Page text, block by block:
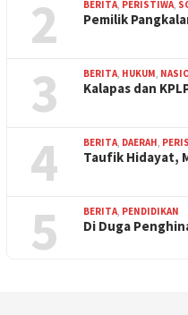
2 BERITA, PERISTIWA,
Pemilik
3 BERITA, HUKUM,
Kalapas dan
4 BERITA, DAERAH,
Taufik Hidayat,
5 BERITA, PENDIDIKAN
Di Duga